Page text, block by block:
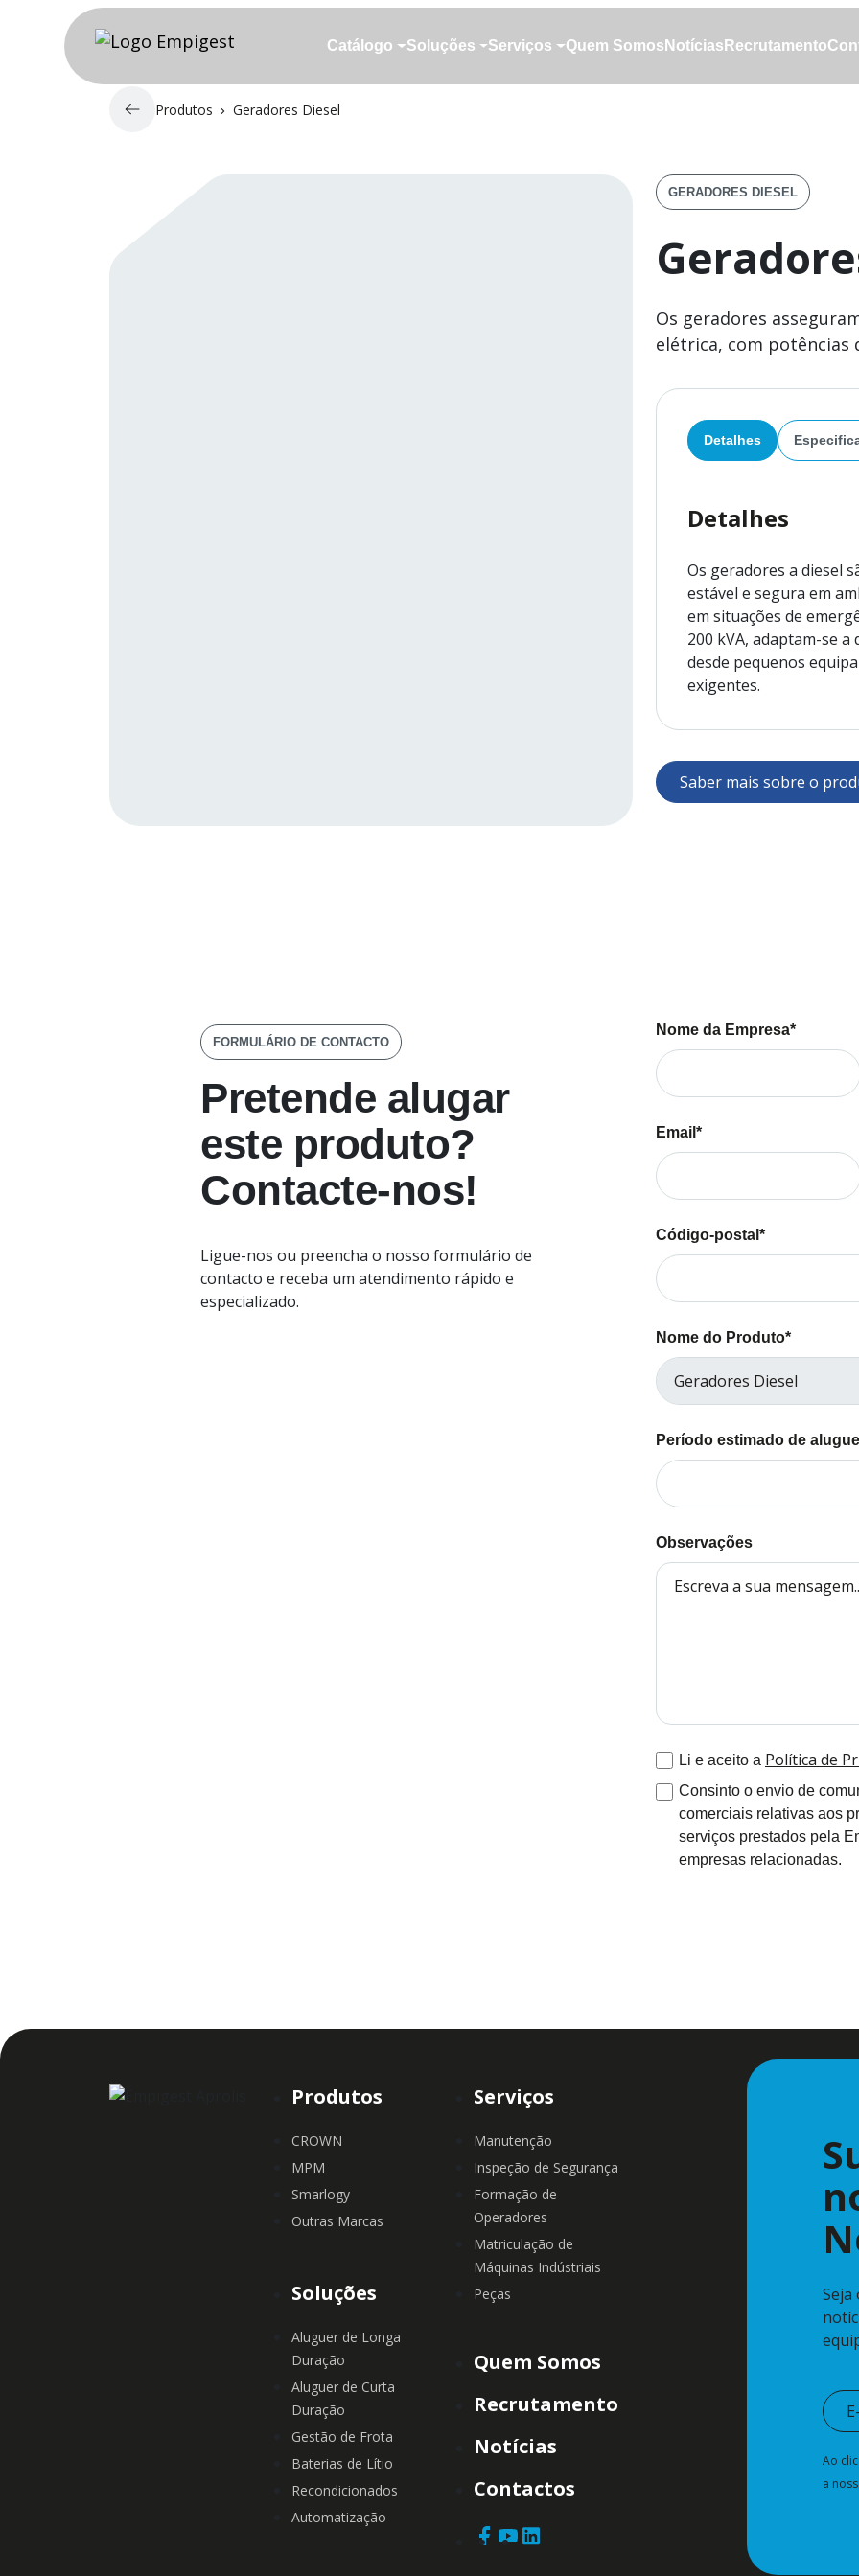
Skip to main content
Catálogo
Soluções
Serviços
Quem Somos Notícias Recrutamento
Produtos Geradores Diesel
GERADORES DIESEL
Os geradores
elétrica, com potências
Detalhes
Detalhes
Os geradores a diesel
estável e segura em
em situações de
200 kVA, adaptam-se
desde pequenos
exigentes.
torna ideais para
Saber mais sobre o
FORMULÁRIO DE CONTACTO
Pretende alugar
este produto?
Contacte-nos!
Ligue-nos ou preencha o nosso formulário de
contacto e receba um atendimento rápido e
especializado.
Nome da Empresa*
Email*
Código-postal*
Nome do Produto*
Período estimado de
Observações
Li e aceito a Política de
Consinto o envio de
comerciais relativas aos
serviços prestados pela
empresas relacionadas.
Produtos
CROWN
MPM
Smarlogy
Outras Marcas
Soluções
Aluguer de Longa
Duração
Aluguer de Curta
Duração
Gestão de Frota
Baterias de Lítio
Recondicionados
Automatização
Serviços
Manutenção
Inspeção de Segurança
Formação de
Operadores
Matriculação de
Máquinas Indústriais
Peças
Quem Somos
Recrutamento
Notícias
Contactos
Seja
Ao
a